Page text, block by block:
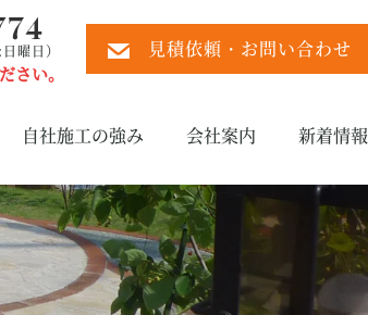
曜日）
さい。
見積依頼・お問い合わせ
自社施工の強み 会社案内 新着情報